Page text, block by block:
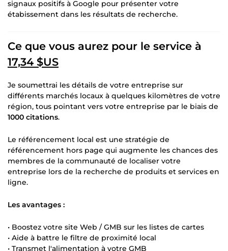
signaux positifs à Google pour présenter votre
étabissement dans les résultats de recherche.
Ce que vous aurez pour le service à
17,34 $US
Je soumettrai les détails de votre entreprise sur
différents marchés locaux à quelques kilomètres de votre
région, tous pointant vers votre entreprise par le biais de
1000 citations.
Le référencement local est une stratégie de
référencement hors page qui augmente les chances des
membres de la communauté de localiser votre
entreprise lors de la recherche de produits et services en
ligne.
Les avantages :
• Boostez votre site Web / GMB sur les listes de cartes
• Aide à battre le filtre de proximité local
• Transmet l'alimentation à votre GMB